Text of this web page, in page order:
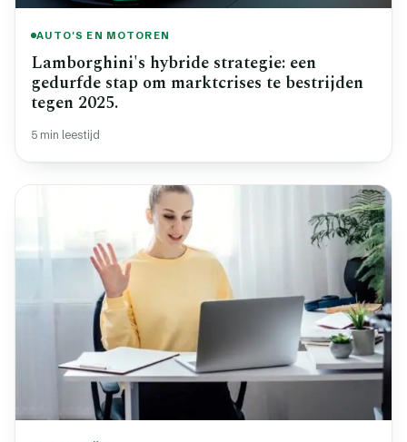
AUTO'S EN MOTOREN
Lamborghini's hybride strategie: een
gedurfde stap om marktcrises te bestrijden
tegen 2025.
5 min leestijd